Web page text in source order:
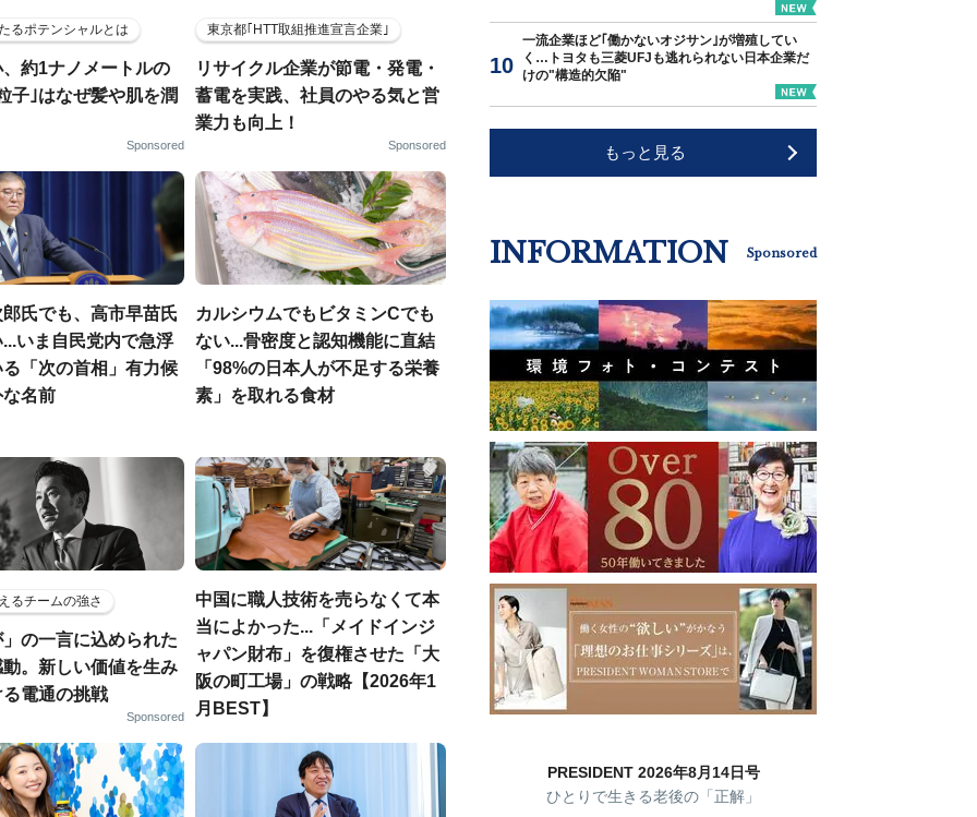
るポテンシャルとは
約1ナノメートルの
子｣はなぜ髪や肌を潤
Sponsored
東京都｢HTT取組推進宣言企業｣
リサイクル企業が節電・発電・
蓄電を実践、社員のやる気と営
業力も向上！
Sponsored
氏でも、高市早苗氏
いま自民党内で急浮
「次の首相」有力候
名前
カルシウムでもビタミンCでも
ない...骨密度と認知機能に直結
「98%の日本人が不足する栄養
素」を取れる食材
るチームの強さ
の一言に込められた
。新しい価値を生み
電通の挑戦
Sponsored
中国に職人技術を売らなくて本
当によかった...「メイドインジ
ャパン財布」を復権させた「大
阪の町工場」の戦略【2026年1
月BEST】
一流企業ほど｢働かないオジサン｣が増殖してい
く…トヨタも三菱UFJも逃れられない日本企業だ
けの"構造的欠陥"
もっと見る
INFORMATION Sponsored
PRESIDENT 2026年8月14日号
ひとりで生きる老後の「正解」